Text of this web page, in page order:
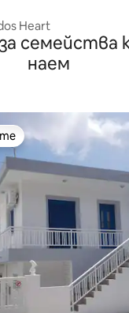
Heart
семейства
наем
на гостите